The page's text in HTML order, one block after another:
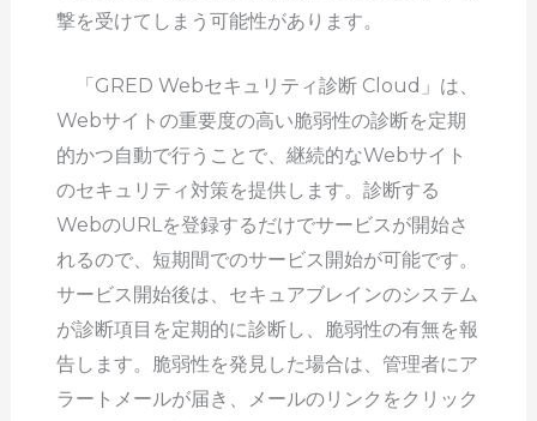
撃を受けてしまう可能性があります。
「GRED Webセキュリティ診断 Cloud」は、
Webサイトの重要度の高い脆弱性の診断を定期
的かつ自動で行うことで、継続的なWebサイト
のセキュリティ対策を提供します。診断する
WebのURLを登録するだけでサービスが開始さ
れるので、短期間でのサービス開始が可能です。
サービス開始後は、セキュアブレインのシステム
が診断項目を定期的に診断し、脆弱性の有無を報
告します。脆弱性を発見した場合は、管理者にア
ラートメールが届き、メールのリンクをクリック